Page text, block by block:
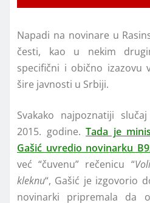
Napadi na novinare u
česti, kao u nekim
specifični i obično izazovu
šire javnosti u Srbiji.
Svakako najpoznatiji
2015. godine. Tada je
Gašić uvredio novinarku
već “čuvenu” rečenicu “
kleknu“, Gašić je izgovorio
novinarki pripremala da